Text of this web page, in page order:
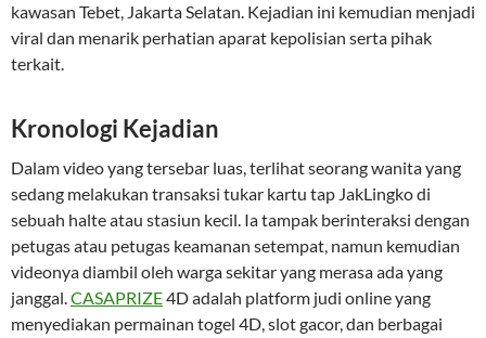
kawasan Tebet, Jakarta Selatan. Kejadian ini kemudian menjadi
viral dan menarik perhatian aparat kepolisian serta pihak
terkait.
Kronologi Kejadian
Dalam video yang tersebar luas, terlihat seorang wanita yang
sedang melakukan transaksi tukar kartu tap JakLingko di
sebuah halte atau stasiun kecil. Ia tampak berinteraksi dengan
petugas atau petugas keamanan setempat, namun kemudian
videonya diambil oleh warga sekitar yang merasa ada yang
janggal.CASAPRIZE4D adalah platform judi online yang
menyediakan permainan togel 4D, slot gacor, dan berbagai